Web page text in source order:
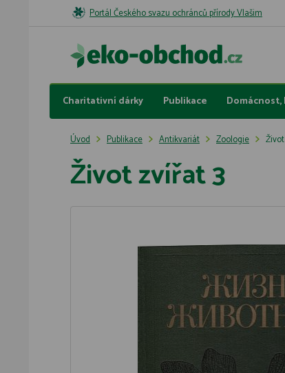
Portál Českého svazu ochránců přírody Vlašim
Charitativní dárky Publikace
Úvod Publikace Antikvariát Zoologie
Život zvířat 3